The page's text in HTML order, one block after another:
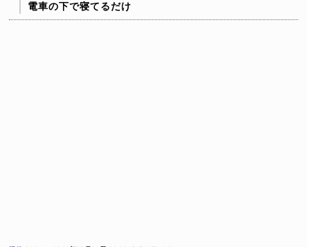
電車の下で寝てるだけ